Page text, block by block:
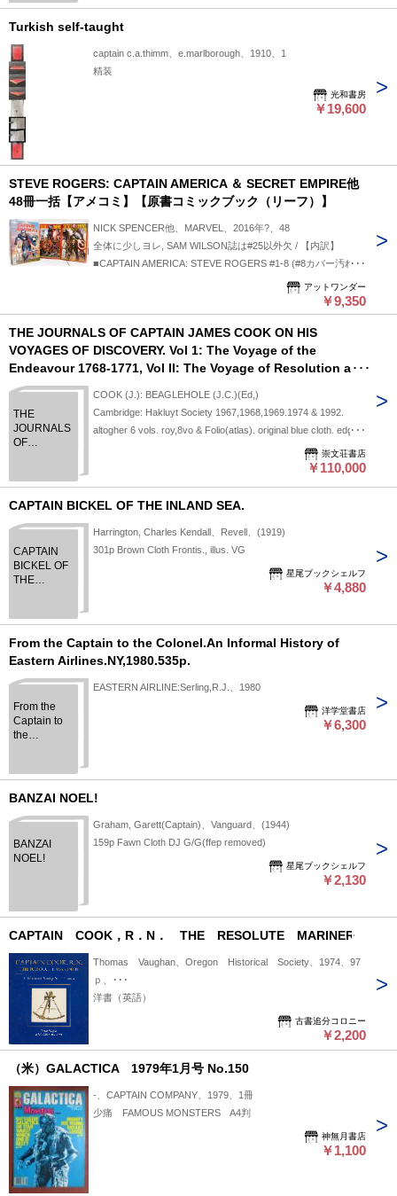
Turkish self-taught
captain c.a.thimm、e.marlborough、1910、1
精装
光和書房
￥19,600
STEVE ROGERS: CAPTAIN AMERICA ＆ SECRET EMPIRE他
48冊一括【アメコミ】【原書コミックブック（リーフ）】
NICK SPENCER他、MARVEL、2016年?、48
全体に少しヨレ, SAM WILSON誌は#25以外欠 / 【内訳】
■CAPTAIN AMERICA: STEVE ROGERS #1-8 (#8カバー汚れ),
#10-19 ■CAPTAIN AMERICA (SAM WILSON) #25 ■CIVIL WAR
■THUNDERBOLTS #1-7, #9-12 ■SECRET EMPIRE: BRAVE
NEW WORLD #1-5 ◆佐川急便飛脚便での発送となります／店
舗併売品につき、売切の際はご容赦ください◆
アットワンダー
￥9,350
THE JOURNALS OF CAPTAIN JAMES COOK ON HIS
VOYAGES OF DISCOVERY. Vol 1: The Voyage of the
Endeavour 1768-1771, Vol II: The Voyage of Resolution and
Adventure, 1772-1775, vol III-1: The Voyage of Resolution
and discovery, 1776-1780, Vol III-2:1776-1780. Vol IV :The
Life of Captain James Cook With Folio of Charts and Views.
THE
JOURNALS
OF
COOK ON
HIS
VOYAGES
OF
Vol 1: The
Voyage of
the
Vol II: The
Voyage of
Resolution
Adventure,
vol III-1: The
Voyage of
Resolution
1776-1780,
Vol III-
1780. Vol IV
:The Life of
Captain
Views.
COOK (J.): BEAGLEHOLE (J.C.)(Ed,)
Cambridge: Hakluyt Society 1967,1968,1969.1974 & 1992.
altogher 6 vols. roy,8vo & Folio(atlas). original blue cloth. edge
崇文荘書店
￥110,000
CAPTAIN BICKEL OF THE INLAND SEA.
CAPTAIN
BICKEL OF
THE
Harrington, Charles Kendall、Revell、(1919)
301p Brown Cloth Frontis., illus. VG
星尾ブックシェルフ
￥4,880
From the Captain to the Colonel.An Informal History of
Eastern Airlines.NY,1980.535p.
From the
Captain to
the
History of
Eastern
Airlines.NY,1980.535p.
EASTERN AIRLINE:Serling,R.J.、1980
洋学堂書店
￥6,300
BANZAI NOEL!
BANZAI
NOEL!
Graham, Garett(Captain)、Vanguard、(1944)
159p Fawn Cloth DJ G/G(ffep removed)
星尾ブックシェルフ
￥2,130
CAPTAIN COOK，R．N． THE RESOLUTE MARINER
Thomas Vaughan、Oregon Historical Society、1974、97
ｐ、･･･
洋書（英語）
古書追分コロニー
￥2,200
（米）GALACTICA 1979年1月号 No.150
-、CAPTAIN COMPANY、1979、1冊
少痛 FAMOUS MONSTERS A4判
神無月書店
￥1,100